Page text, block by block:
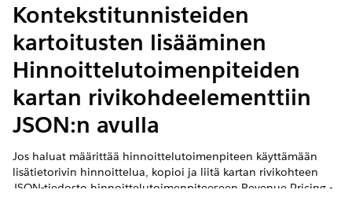
Kontekstitunnisteiden
kartoitusten lisääminen
Hinnoittelutoimenpiteiden
kartan rivikohdeelementtiin
JSON:n avulla
Jos haluat määrittää hinnoittelutoimenpiteen käyttämään
lisätietorivin hinnoittelua, kopioi ja liitä kartan rivikohteen
JSON-tiedosto hinnoittelutoimenpiteeseen Revenue Pricing -